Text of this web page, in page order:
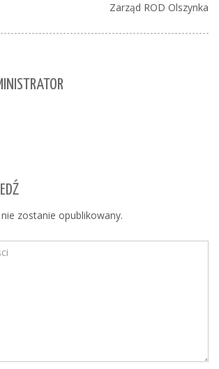
Zarząd ROD Olszynka
zostanie opublikowany.